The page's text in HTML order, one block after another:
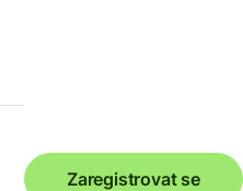
Zaregistrovat se